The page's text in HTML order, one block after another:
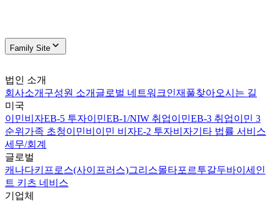
Family Site
법인 소개
회사소개 구성원 소개 글로벌 네트워크인재풀찾아오시는 길
미국
이민비자EB-5 투자이민EB-1/NIW 취업이민EB-3 취업이민 3
순위 가족 초청이민비이민 비자E-2 투자비자기타 법률 서비스
세무/회계
글로벌
캐나다키프로스(사이프러스)그리스몰타포르투갈두바이 세인
트 키츠 네비스
기업체